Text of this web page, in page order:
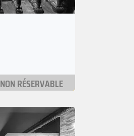
NON RÉSERVABLE